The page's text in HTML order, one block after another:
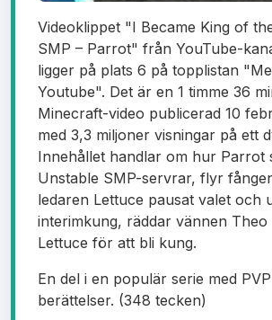
Videoklippet "I Became King of
SMP – Parrot" från YouTube-
ligger på plats 6 på topplistan
Youtube". Det är en 1 timme 36
Minecraft-video publicerad 10
med 3,3 miljoner visningar på ett
Innehållet handlar om hur Parrot
Unstable SMP-servrar, flyr
ledaren Lettuce pausat valet och
interimkung, räddar vännen
Lettuce för att bli kung.
En del i en populär serie med
berättelser. (348 tecken)